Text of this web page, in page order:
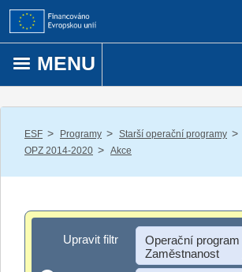
Přejít k obsahu
MENU
ESF / Programy / Starší operační programy /
OPZ 2014-2020 / Akce
Upravit filtr
Upravit filtr
Operační program
Zaměstnanost